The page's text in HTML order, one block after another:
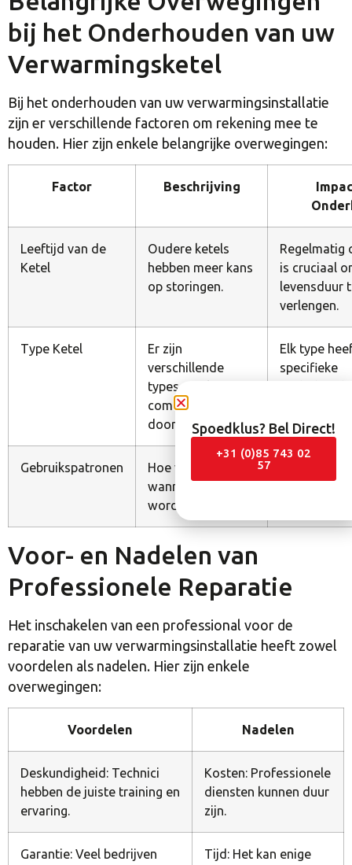
bij het Onderhouden van uw
Verwarmingsketel
Bij het onderhouden van uw verwarmingsinstallatie
zijn er verschillende factoren om rekening mee te
houden. Hier zijn enkele belangrijke overwegingen:
Factor Beschrijving
Leeftijd van de
Ketel
Oudere ketels
hebben meer kans
op storingen.
Regelmatig
is cruciaal
levensduur
verlengen.
Type Ketel
Er zijn
verschillende
types, zoals
combiketels en
doorstroomketels.
Elk type
specifieke
Gebruikspatronen
Hoe vaak en
wanneer de ketel
wordt gebruikt.
Voor- en Nadelen van
Professionele Reparatie
Het inschakelen van een professional voor de
reparatie van uw verwarmingsinstallatie heeft zowel
voordelen als nadelen. Hier zijn enkele
overwegingen:
Voordelen Nadelen
Deskundigheid: Technici
hebben de juiste training en
ervaring.
Kosten: Professionele
diensten kunnen duur
zijn.
Garantie: Veel bedrijven
Tijd: Het kan enige
Spoedklus? Bel Direct!
+31 (0)85 743 02
57